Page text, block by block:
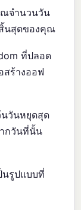
ณจำนวนวัน
นสุดของคุณ
ที่ปลอด
สร้างออฟ
นวันหยุดสุด
กวันที่นั้น
นรูปแบบที่